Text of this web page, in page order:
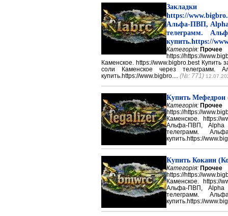
Закладки
https://
Альфа-ПВП, Alpha
телеграмм.
купить.https://
Категорія: Прочее
https://https://
Каменское. https://www.bigbro.best Купить
соли Каменское через телеграмм.
купить.https://www.bigbro.... (№: 771)
Купить
Категорія: Прочее
https://https://
Каменское. https://
Альфа-ПВП, Alpha
телеграмм.
купить.https://
Купить Кокаин
Категорія: Прочее
https://https://
Каменское. https://
Альфа-ПВП, Alpha
телеграмм.
купить.https://